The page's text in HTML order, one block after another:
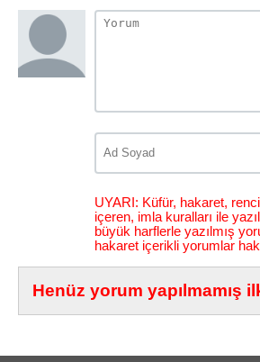
UYARI: Küfür, hakaret,
içeren, imla kuralları ile
büyük harflerle yazılmış
hakaret içerikli yorumlar
Henüz yorum yapılmamış